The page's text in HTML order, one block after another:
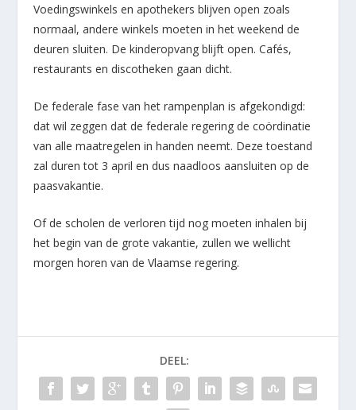
Voedingswinkels en apothekers blijven open zoals
normaal, andere winkels moeten in het weekend de
deuren sluiten. De kinderopvang blijft open. Cafés,
restaurants en discotheken gaan dicht.
De federale fase van het rampenplan is afgekondigd:
dat wil zeggen dat de federale regering de coördinatie
van alle maatregelen in handen neemt. Deze toestand
zal duren tot 3 april en dus naadloos aansluiten op de
paasvakantie.
Of de scholen de verloren tijd nog moeten inhalen bij
het begin van de grote vakantie, zullen we wellicht
morgen horen van de Vlaamse regering.
DEEL: